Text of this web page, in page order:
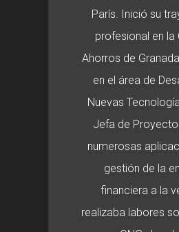
París. Inició su
profesional en la
Ahorros de
en el área de
Nuevas
Jefa de
numerosas
gestión de la
financiera a la
realizaba labores